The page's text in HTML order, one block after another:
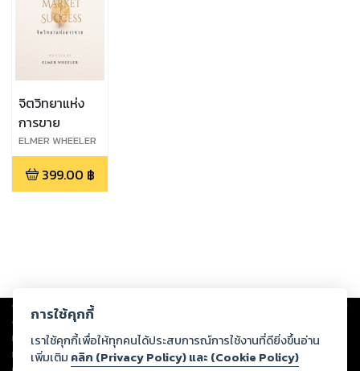
จิตวิทยาแห่ง
การขาย
ELMER WHEELER
399.00 ฿
Copyright © 2026
ต่อผลงานหรือเนื้อหาใดที่อัปโหลดผ่านเว็บไซต์และปรากฏว่าละเมิดสิทธิใน
ทรัพย์สินทางปัญญาของบุคคลอื่นหรือขัดต่อกฎหมายและศีลธรรม ดังนั้น ผู้อ่าน
ทุกท่านโปรดใช้วิจารณญาณในการกลั่นกรองด้วยตนเอง และหากท่านพบว่าส่วน
การใช้คุกกี้
เราใช้คุกกี้เพื่อให้ทุกคนได้ประสบการณ์การใช้งานที่ดียิ่งขึ้นอ่าน
เพิ่มเติม คลิก (Privacy Policy) และ (Cookie Policy)